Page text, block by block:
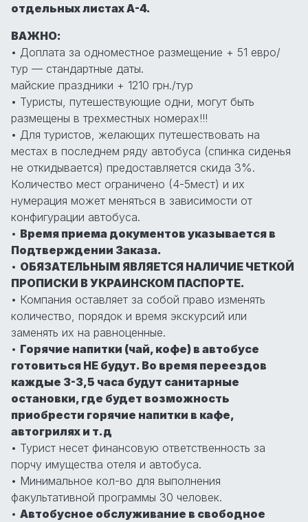
отдельных листах А-4.
ВАЖНО:
• Доплата за одноместное размещение + 51 евро/
тур — стандартные даты.
майские праздники + 1210 грн./тур
• Туристы, путешествующие одни, могут быть
размещены в трехместных номерах!!!
• Для туристов, желающих путешествовать на
местах в последнем ряду автобуса (спинка сиденья
не откидывается) предоставляется скида 3%.
Количество мест ограничено (4-5мест) и их
нумерация может меняться в зависимости от
конфигурации автобуса.
• Время приема документов указывается в
Подтверждении Заказа.
• ОБЯЗАТЕЛЬНЫМ ЯВЛЯЕТСЯ НАЛИЧИЕ ЧЕТКОЙ
ПРОПИСКИ В УКРАИНСКОМ ПАСПОРТЕ.
• Компания оставляет за собой право изменять
количество, порядок и время экскурсий или
заменять их на равноценные.
• Горячие напитки (чай, кофе) в автобусе
готовиться НЕ будут. Во время переездов
каждые 3-3,5 часа будут санитарные
остановки, где будет возможность
приобрести горячие напитки в кафе,
автогрилях и т.д
• Турист несет финансовую ответственность за
порчу имущества отеля и автобуса.
• Минимальное кол-во для выполнения
факультативной программы 30 человек.
• Автобусное обслуживание в свободное